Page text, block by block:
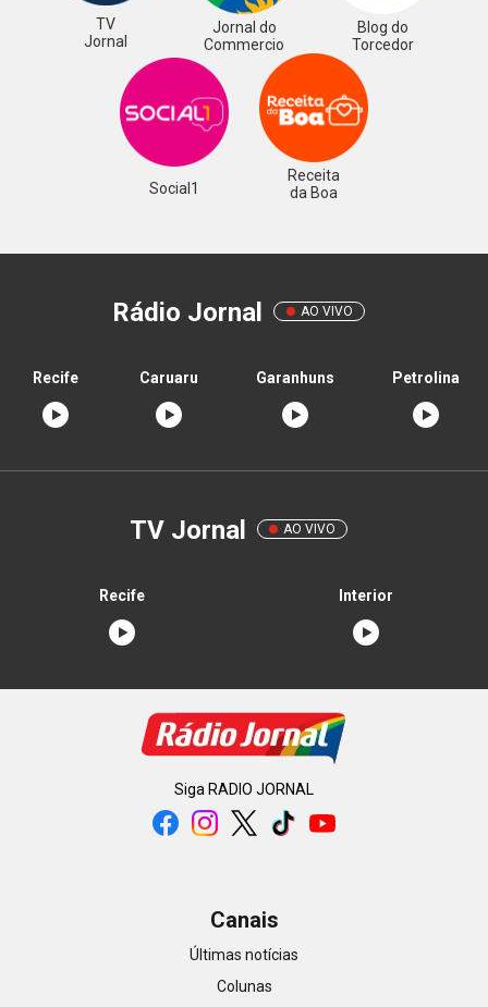
TV
Jornal
Jornal do
Commercio
Blog do
Torcedor
Social1
Receita
da Boa
Rádio Jornal AO VIVO
Recife Caruaru Garanhuns Petrolina
TV Jornal AO VIVO
Recife Interior
Siga RADIO JORNAL
Canais
Últimas notícias
Colunas